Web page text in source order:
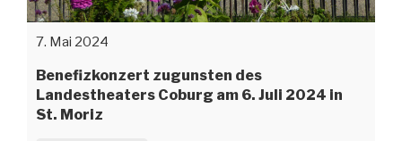
7. Mai 2024
Benefizkonzert zugunsten des
Landestheaters Coburg am 6. Juli 2024 in
St. Moriz